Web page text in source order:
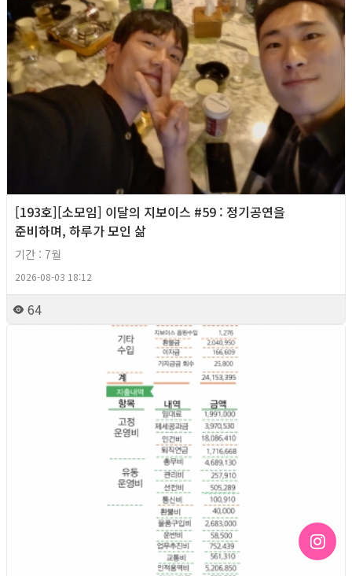
[193호][소모임] 이달의 지보이스 #59 : 정기공연을
준비하며, 하루가 모인 삶
기간 : 7월
2026-08-03 18:12
64